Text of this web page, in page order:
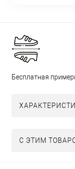
Бесплатная
С ЭТИМ